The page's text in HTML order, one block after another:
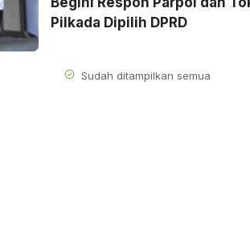
Pilkada Dipilih DPRD
Sudah ditampilkan semua